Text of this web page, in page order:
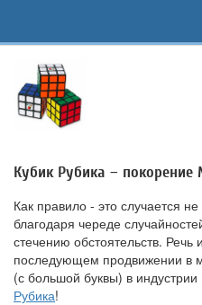
Кубик Рубика – покорение
Как правило - это случается
благодаря череде
стечению обстоятельств. Речь
последующем продвижении в
(с большой буквы) в
Рубика!